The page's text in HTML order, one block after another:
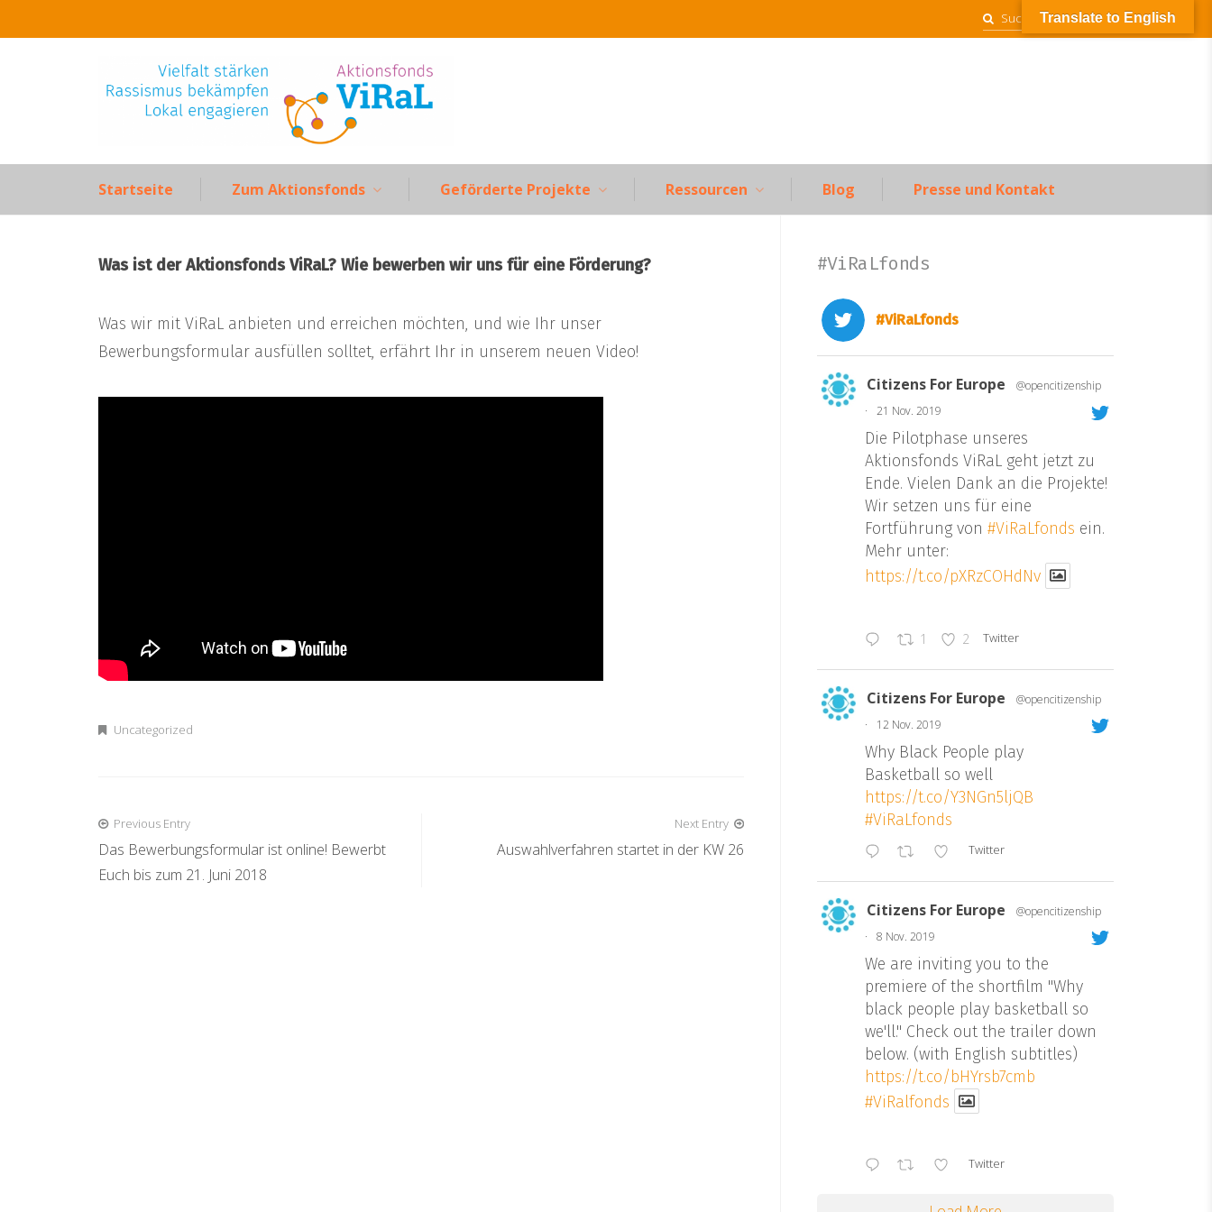
to
Suchen
nach:
Startseite Zum Aktionsfonds Geförderte Projekte Ressourcen Blog Presse und Kontakt
Was ist der Aktionsfonds ViRaL? Wie bewerben wir uns für eine Förderung?
Was wir mit ViRaL anbieten und erreichen möchten, und wie Ihr unser
Bewerbungsformular ausfüllen solltet, erfährt Ihr in unserem neuen Video!
Uncategorized
Beitragsnavigation
Previous Entry
Das Bewerbungsformular ist online! Bewerbt
Euch bis zum 21. Juni 2018
Next Entry
Auswahlverfahren startet in der KW 26
#ViRaLfonds
#ViRaLfonds
Citizens For Europe
@opencitizenship
·
21 Nov. 2019
Die Pilotphase unseres
Aktionsfonds ViRaL geht jetzt zu
Ende. Vielen Dank an die Projekte!
Wir setzen uns für eine
Fortführung von #ViRaLfonds ein.
Mehr unter:
https://t.co/pXRzCOHdNv
1 2 Twitter
Citizens For Europe
@opencitizenship
·
12 Nov. 2019
Why Black People play
Basketball so well
https://t.co/Y3NGn5ljQB
#ViRaLfonds
Twitter
Citizens For Europe
@opencitizenship
·
8 Nov. 2019
We are inviting you to the
premiere of the shortfilm "Why
black people play basketball so
we'll." Check out the trailer down
below. (with English subtitles)
https://t.co/bHYrsb7cmb
#ViRalfonds
Twitter
Translate to English